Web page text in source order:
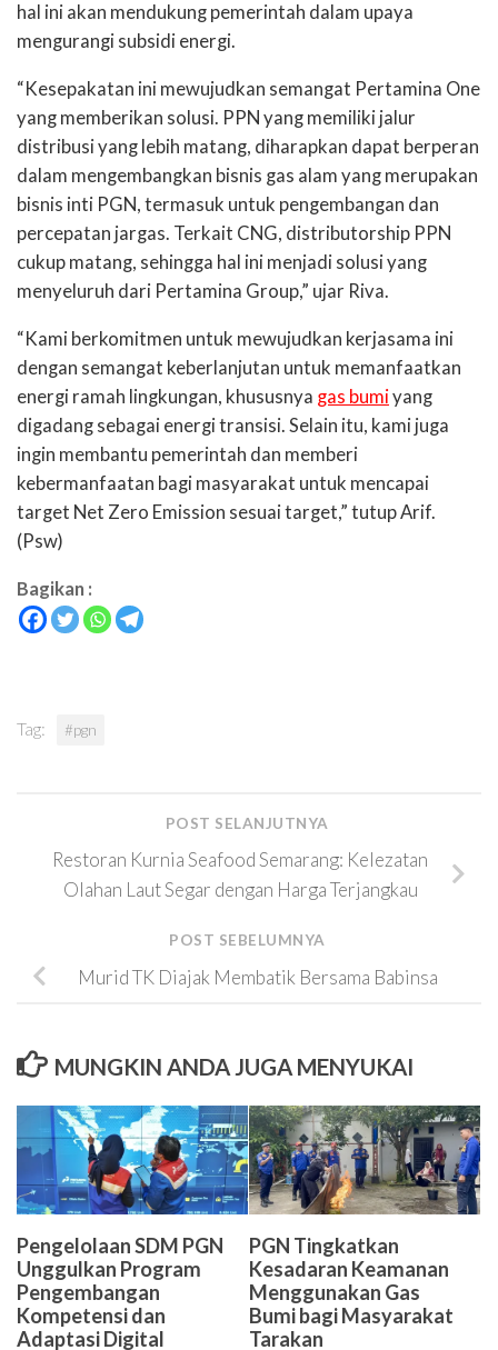
hal ini akan mendukung pemerintah dalam upaya
mengurangi subsidi energi.
“Kesepakatan ini mewujudkan semangat Pertamina One
yang memberikan solusi. PPN yang memiliki jalur
distribusi yang lebih matang, diharapkan dapat berperan
dalam mengembangkan bisnis gas alam yang merupakan
bisnis inti PGN, termasuk untuk pengembangan dan
percepatan jargas. Terkait CNG, distributorship PPN
cukup matang, sehingga hal ini menjadi solusi yang
menyeluruh dari Pertamina Group,” ujar Riva.
“Kami berkomitmen untuk mewujudkan kerjasama ini
dengan semangat keberlanjutan untuk memanfaatkan
energi ramah lingkungan, khususnya gas bumi yang
digadang sebagai energi transisi. Selain itu, kami juga
ingin membantu pemerintah dan memberi
kebermanfaatan bagi masyarakat untuk mencapai
target Net Zero Emission sesuai target,” tutup Arif.
(Psw)
Bagikan :
Tag: #pgn
POST SELANJUTNYA
Restoran Kurnia Seafood Semarang: Kelezatan
Olahan Laut Segar dengan Harga Terjangkau
POST SEBELUMNYA
Murid TK Diajak Membatik Bersama Babinsa
MUNGKIN ANDA JUGA MENYUKAI
Pengelolaan SDM PGN
Unggulkan Program
Pengembangan
Kompetensi dan
Adaptasi Digital
PGN Tingkatkan
Kesadaran Keamanan
Menggunakan Gas
Bumi bagi Masyarakat
Tarakan